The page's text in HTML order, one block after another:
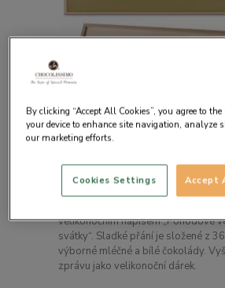
Detail produktu
velikonočním nápisem „Pohodové
svátky“. Sladké přání je složené z
výborné mléčné a bílé čokolády.
zprávu jako velikonoční dárek.
By clicking “Accept All Cookies”, you agree to
your device to enhance site navigation, analyze
our marketing efforts.
Accept
Cookies Settings